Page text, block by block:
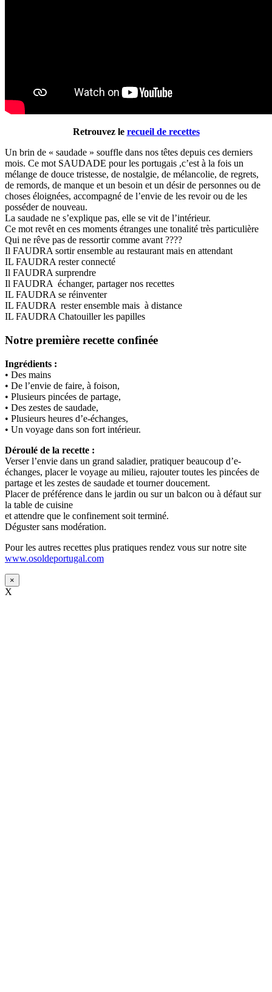
Retrouvez le recueil de recettes
Un brin de « saudade » souffle dans nos têtes depuis ces derniers
mois. Ce mot SAUDADE pour les portugais ,c’est à la fois un
mélange de douce tristesse, de nostalgie, de mélancolie, de regrets,
de remords, de manque et un besoin et un désir de personnes ou de
choses éloignées, accompagné de l’envie de les revoir ou de les
posséder de nouveau.
La saudade ne s’explique pas, elle se vit de l’intérieur.
Ce mot revêt en ces moments étranges une tonalité très particulière
Qui ne rêve pas de ressortir comme avant ????
Il FAUDRA sortir ensemble au restaurant mais en attendant
IL FAUDRA rester connecté
Il FAUDRA surprendre
Il FAUDRA échanger, partager nos recettes
IL FAUDRA se réinventer
IL FAUDRA rester ensemble mais à distance
IL FAUDRA Chatouiller les papilles
Notre première recette confinée
Ingrédients :
• Des mains
• De l’envie de faire, à foison,
• Plusieurs pincées de partage,
• Des zestes de saudade,
• Plusieurs heures d’e-échanges,
• Un voyage dans son fort intérieur.
Déroulé de la recette :
Verser l’envie dans un grand saladier, pratiquer beaucoup d’e-
échanges, placer le voyage au milieu, rajouter toutes les pincées de
partage et les zestes de saudade et tourner doucement.
Placer de préférence dans le jardin ou sur un balcon ou à défaut sur
la table de cuisine
et attendre que le confinement soit terminé.
Déguster sans modération.
Pour les autres recettes plus pratiques rendez vous sur notre site
www.osoldeportugal.com
×
X